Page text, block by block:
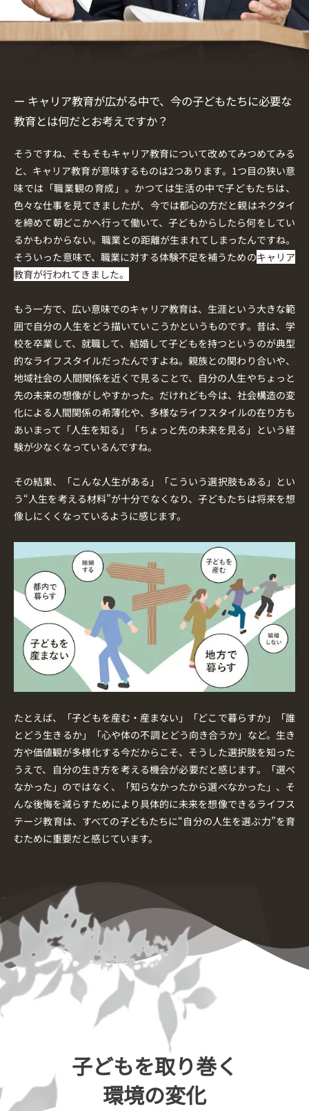
ー キャリア教育が広がる中で、今の子どもたちに必要な
教育とは何だとお考えですか？
そうですね、そもそもキャリア教育について改めてみつめてみる
と、キャリア教育が意味するものは2つあります。1つ目の狭い意
味では「職業観の育成」。かつては生活の中で子どもたちは、
色々な仕事を見てきましたが、今では都心の方だと親はネクタイ
を締めて朝どこかへ行って働いて、子どもからしたら何をしてい
るかもわからない。職業との距離が生まれてしまったんですね。
そういった意味で、職業に対する体験不足を補うためのキャリア
教育が行われてきました。
もう一方で、広い意味でのキャリア教育は、生涯という大きな範
囲で自分の人生をどう描いていこうかというものです。昔は、学
校を卒業して、就職して、結婚して子どもを持つというのが典型
的なライフスタイルだったんですよね。親族との関わり合いや、
地域社会の人間関係を近くで見ることで、自分の人生やちょっと
先の未来の想像がしやすかった。だけれども今は、社会構造の変
化による人間関係の希薄化や、多様なライフスタイルの在り方も
あいまって「人生を知る」「ちょっと先の未来を見る」という経
験が少なくなっているんですね。
その結果、「こんな人生がある」「こういう選択肢もある」とい
う“人生を考える材料”が十分でなくなり、子どもたちは将来を想
像しにくくなっているように感じます。
たとえば、「子どもを産む・産まない」「どこで暮らすか」「誰
とどう生きるか」「心や体の不調とどう向き合うか」など。生き
方や価値観が多様化する今だからこそ、そうした選択肢を知った
うえで、自分の生き方を考える機会が必要だと感じます。「選べ
なかった」のではなく、「知らなかったから選べなかった」、そ
んな後悔を減らすためにより具体的に未来を想像できるライフス
テージ教育は、すべての子どもたちに“自分の人生を選ぶ力”を育
むために重要だと感じています。
子どもを取り巻く
環境の変化